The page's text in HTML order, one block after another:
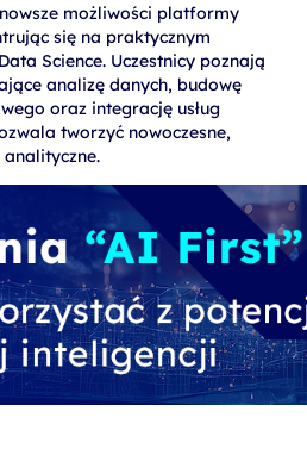
możliwości platformy
się na praktycznym
Science. Uczestnicy poznają
analizę danych, budowę
oraz integrację usług
tworzyć nowoczesne,